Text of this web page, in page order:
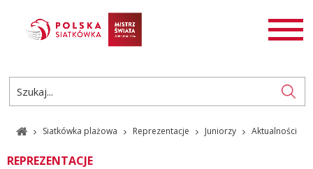
AKTUALNOŚCI
ROZGRYWKI
PL
EN
Siatkówka plażowa Reprezentacje Juniorzy Aktualności
REPREZENTACJE